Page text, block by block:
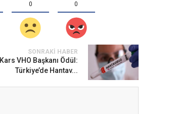
0 0
SONRAKI HABER
Kars VHO Başkanı Ödül:
Türkiye’de Hantav...